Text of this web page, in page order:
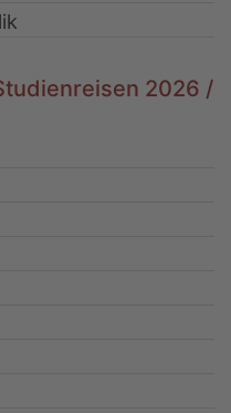
2026 /